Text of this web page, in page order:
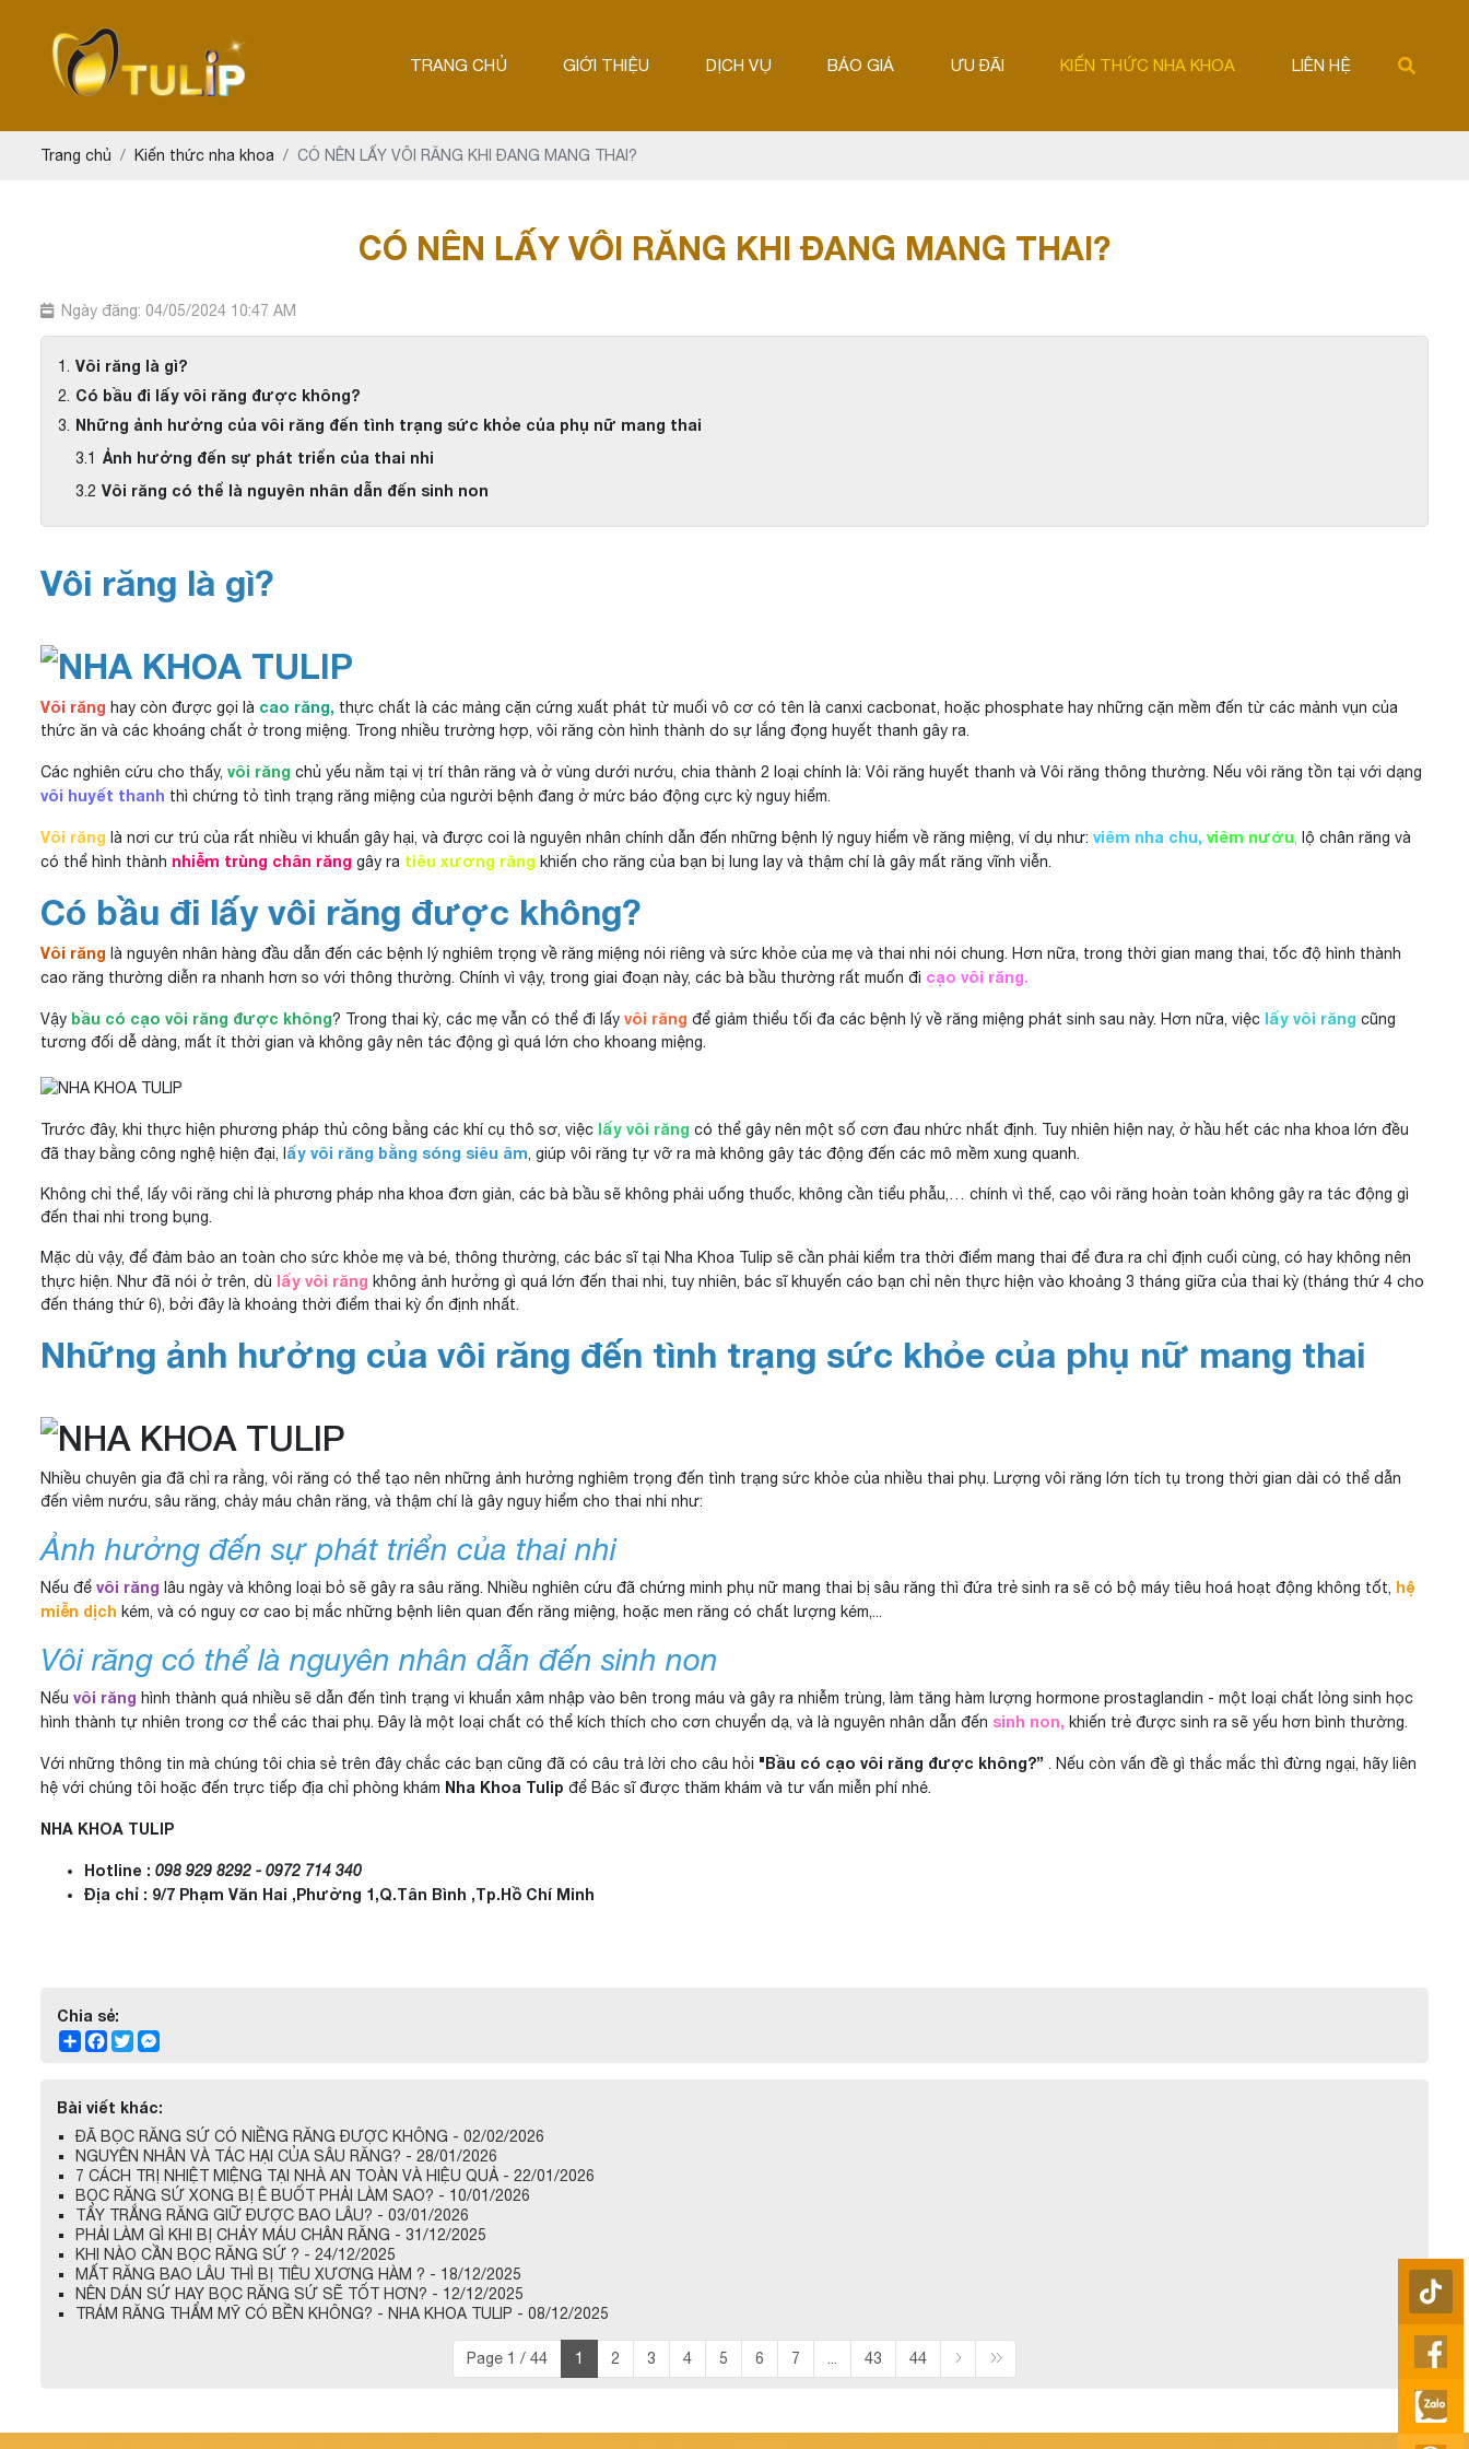
TRANG CHỦ GIỚI THIỆU DỊCH VỤ BÁO GIÁ ƯU ĐÃI KIẾN THỨC NHA KHOA LIÊN HỆ
Trang chủ Kiến thức nha khoa CÓ NÊN LẤY VÔI RĂNG KHI ĐANG MANG THAI?
CÓ NÊN LẤY VÔI RĂNG KHI ĐANG MANG THAI?
Ngày đăng: 04/05/2024 10:47 AM
Vôi răng là gì?
Có bầu đi lấy vôi răng được không?
Những ảnh hưởng của vôi răng đến tình trạng sức khỏe của phụ nữ mang thai
Ảnh hưởng đến sự phát triển của thai nhi
Vôi răng có thể là nguyên nhân dẫn đến sinh non
Vôi răng là gì?
Vôi răng hay còn được gọi là cao răng, thực chất là các mảng cặn cứng xuất phát từ muối vô cơ có tên là canxi cacbonat, hoặc phosphate hay những cặn mềm đến từ các mảnh vụn của
thức ăn và các khoáng chất ở trong miệng. Trong nhiều trường hợp, vôi răng còn hình thành do sự lắng đọng huyết thanh gây ra.
Các nghiên cứu cho thấy, vôi răng chủ yếu nằm tại vị trí thân răng và ở vùng dưới nướu, chia thành 2 loại chính là: Vôi răng huyết thanh và Vôi răng thông thường. Nếu vôi răng tồn tại với dạng
vôi huyết thanh thì chứng tỏ tình trạng răng miệng của người bệnh đang ở mức báo động cực kỳ nguy hiểm.
Vôi răng là nơi cư trú của rất nhiều vi khuẩn gây hại, và được coi là nguyên nhân chính dẫn đến những bệnh lý nguy hiểm về răng miệng, ví dụ như: viêm nha chu, viêm nướu, lộ chân răng và
có thể hình thành nhiễm trùng chân răng gây ra tiêu xương răng khiến cho răng của bạn bị lung lay và thậm chí là gây mất răng vĩnh viễn.
Có bầu đi lấy vôi răng được không?
Vôi răng là nguyên nhân hàng đầu dẫn đến các bệnh lý nghiêm trọng về răng miệng nói riêng và sức khỏe của mẹ và thai nhi nói chung. Hơn nữa, trong thời gian mang thai, tốc độ hình thành
cao răng thường diễn ra nhanh hơn so với thông thường. Chính vì vậy, trong giai đoạn này, các bà bầu thường rất muốn đi cạo vôi răng.
Vậy bầu có cạo vôi răng được không? Trong thai kỳ, các mẹ vẫn có thể đi lấy vôi răng để giảm thiểu tối đa các bệnh lý về răng miệng phát sinh sau này. Hơn nữa, việc lấy vôi răng cũng
tương đối dễ dàng, mất ít thời gian và không gây nên tác động gì quá lớn cho khoang miệng.
Trước đây, khi thực hiện phương pháp thủ công bằng các khí cụ thô sơ, việc lấy vôi răng có thể gây nên một số cơn đau nhức nhất định. Tuy nhiên hiện nay, ở hầu hết các nha khoa lớn đều
đã thay bằng công nghệ hiện đại, l ấy vôi răng bằng sóng siêu âm, giúp vôi răng tự vỡ ra mà không gây tác động đến các mô mềm xung quanh.
Không chỉ thể, lấy vôi răng chỉ là phương pháp nha khoa đơn giản, các bà bầu sẽ không phải uống thuốc, không cần tiểu phẫu,… chính vì thế, cạo vôi răng hoàn toàn không gây ra tác động gì
đến thai nhi trong bụng.
Mặc dù vậy, để đảm bảo an toàn cho sức khỏe mẹ và bé, thông thường, các bác sĩ tại Nha Khoa Tulip sẽ cần phải kiểm tra thời điểm mang thai để đưa ra chỉ định cuối cùng, có hay không nên
thực hiện. Như đã nói ở trên, dù lấy vôi răng không ảnh hưởng gì quá lớn đến thai nhi, tuy nhiên, bác sĩ khuyến cáo bạn chỉ nên thực hiện vào khoảng 3 tháng giữa của thai kỳ (tháng thứ 4 cho
đến tháng thứ 6), bởi đây là khoảng thời điểm thai kỳ ổn định nhất.
Những ảnh hưởng của vôi răng đến tình trạng sức khỏe của phụ nữ mang thai
Nhiều chuyên gia đã chỉ ra rằng, vôi răng có thể tạo nên những ảnh hưởng nghiêm trọng đến tình trạng sức khỏe của nhiều thai phụ. Lượng vôi răng lớn tích tụ trong thời gian dài có thể dẫn
đến viêm nướu, sâu răng, chảy máu chân răng, và thậm chí là gây nguy hiểm cho thai nhi như:
Ảnh hưởng đến sự phát triển của thai nhi
Nếu để vôi răng lâu ngày và không loại bỏ sẽ gây ra sâu răng. Nhiều nghiên cứu đã chứng minh phụ nữ mang thai bị sâu răng thì đứa trẻ sinh ra sẽ có bộ máy tiêu hoá hoạt động không tốt, hệ
miễn dịch kém, và có nguy cơ cao bị mắc những bệnh liên quan đến răng miệng, hoặc men răng có chất lượng kém,...
Vôi răng có thể là nguyên nhân dẫn đến sinh non
Nếu vôi răng hình thành quá nhiều sẽ dẫn đến tình trạng vi khuẩn xâm nhập vào bên trong máu và gây ra nhiễm trùng, làm tăng hàm lượng hormone prostaglandin - một loại chất lỏng sinh học
hình thành tự nhiên trong cơ thể các thai phụ. Đây là một loại chất có thể kích thích cho cơn chuyển dạ, và là nguyên nhân dẫn đến sinh non, khiến trẻ được sinh ra sẽ yếu hơn bình thường.
Với những thông tin mà chúng tôi chia sẻ trên đây chắc các bạn cũng đã có câu trả lời cho câu hỏi "Bầu có cạo vôi răng được không?” . Nếu còn vấn đề gì thắc mắc thì đừng ngại, hãy liên
hệ với chúng tôi hoặc đến trực tiếp địa chỉ phòng khám Nha Khoa Tulip để Bác sĩ được thăm khám và tư vấn miễn phí nhé.
NHA KHOA TULIP
Hotline : 098 929 8292 - 0972 714 340
Địa chỉ : 9/7 Phạm Văn Hai ,Phường 1,Q.Tân Bình ,Tp.Hồ Chí Minh
Chia sẻ:
ShareFacebook
Twitter
Bài viết khác:
ĐÃ BỌC RĂNG SỨ CÓ NIỀNG RĂNG ĐƯỢC KHÔNG - 02/02/2026
NGUYÊN NHÂN VÀ TÁC HẠI CỦA SÂU RĂNG? - 28/01/2026
7 CÁCH TRỊ NHIỆT MIỆNG TẠI NHÀ AN TOÀN VÀ HIỆU QUẢ - 22/01/2026
BỌC RĂNG SỨ XONG BỊ Ê BUỐT PHẢI LÀM SAO? - 10/01/2026
TẨY TRẮNG RĂNG GIỮ ĐƯỢC BAO LÂU? - 03/01/2026
PHẢI LÀM GÌ KHI BỊ CHẢY MÁU CHÂN RĂNG - 31/12/2025
KHI NÀO CẦN BỌC RĂNG SỨ ? - 24/12/2025
MẤT RĂNG BAO LÂU THÌ BỊ TIÊU XƯƠNG HÀM ? - 18/12/2025
NÊN DÁN SỨ HAY BỌC RĂNG SỨ SẼ TỐT HƠN? - 12/12/2025
TRÁM RĂNG THẨM MỸ CÓ BỀN KHÔNG? - NHA KHOA TULIP - 08/12/2025
Page 1 / 44 1 2 3 4 5 6 7 43 44